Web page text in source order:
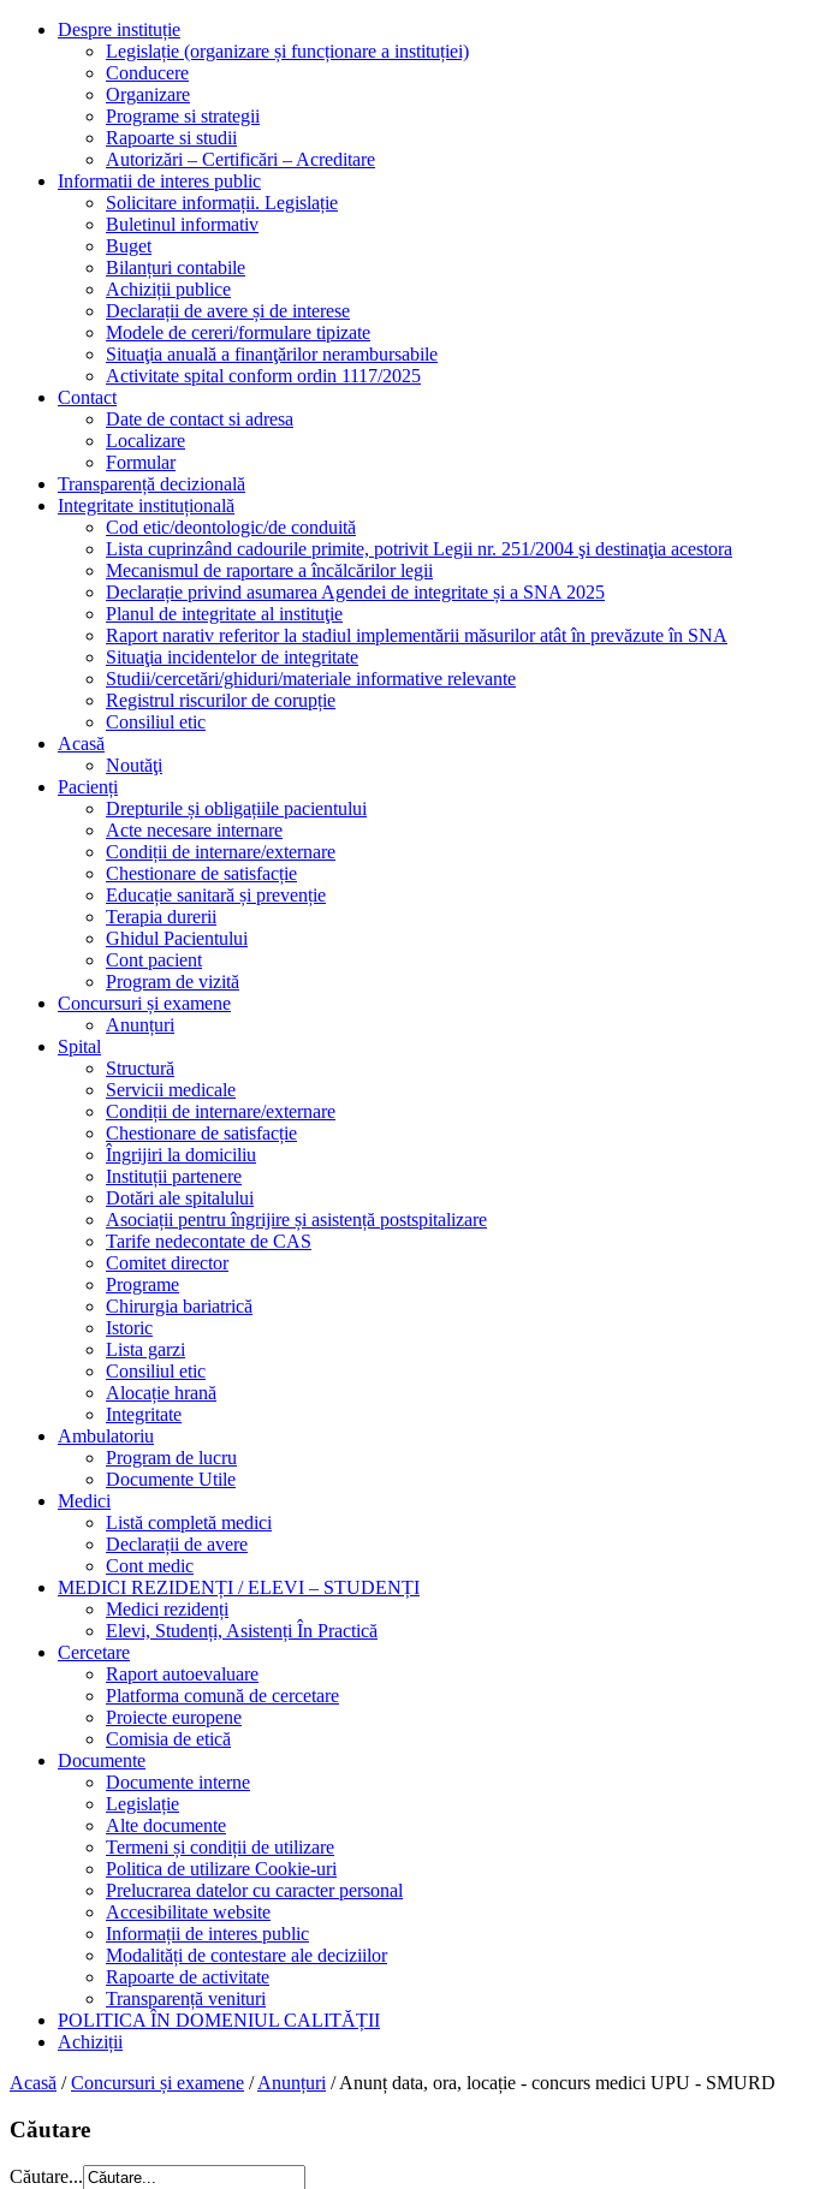
Despre instituție
Legislație (organizare și funcționare a instituției)
Conducere
Organizare
Programe si strategii
Rapoarte si studii
Autorizări – Certificări – Acreditare
Informatii de interes public
Solicitare informații. Legislație
Buletinul informativ
Buget
Bilanțuri contabile
Achiziții publice
Declarații de avere și de interese
Modele de cereri/formulare tipizate
Situaţia anuală a finanţărilor nerambursabile
Activitate spital conform ordin 1117/2025
Contact
Date de contact si adresa
Localizare
Formular
Transparență decizională
Integritate instituțională
Cod etic/deontologic/de conduită
Lista cuprinzând cadourile primite, potrivit Legii nr. 251/2004 şi destinaţia acestora
Mecanismul de raportare a încălcărilor legii
Declarație privind asumarea Agendei de integritate și a SNA 2025
Planul de integritate al instituţie
Raport narativ referitor la stadiul implementării măsurilor atât în prevăzute în SNA
Situaţia incidentelor de integritate
Studii/cercetări/ghiduri/materiale informative relevante
Registrul riscurilor de corupție
Consiliul etic
Acasă
Noutăţi
Pacienți
Drepturile și obligațiile pacientului
Acte necesare internare
Condiții de internare/externare
Chestionare de satisfacție
Educație sanitară și prevenție
Terapia durerii
Ghidul Pacientului
Cont pacient
Program de vizită
Concursuri și examene
Anunțuri
Spital
Structură
Servicii medicale
Condiții de internare/externare
Chestionare de satisfacție
Îngrijiri la domiciliu
Instituții partenere
Dotări ale spitalului
Asociații pentru îngrijire și asistență postspitalizare
Tarife nedecontate de CAS
Comitet director
Programe
Chirurgia bariatrică
Istoric
Lista garzi
Consiliul etic
Alocație hrană
Integritate
Ambulatoriu
Program de lucru
Documente Utile
Medici
Listă completă medici
Declarații de avere
Cont medic
MEDICI REZIDENȚI / ELEVI – STUDENȚI
Medici rezidenți
Elevi, Studenți, Asistenți În Practică
Cercetare
Raport autoevaluare
Platforma comună de cercetare
Proiecte europene
Comisia de etică
Documente
Documente interne
Legislație
Alte documente
Termeni și condiții de utilizare
Politica de utilizare Cookie-uri
Prelucrarea datelor cu caracter personal
Accesibilitate website
Informații de interes public
Modalități de contestare ale deciziilor
Rapoarte de activitate
Transparență venituri
POLITICA ÎN DOMENIUL CALITĂȚII
Achiziții
Acasă /Concursuri și examene /Anunțuri /Anunț data, ora, locație - concurs medici UPU - SMURD
Căutare
Căutare...